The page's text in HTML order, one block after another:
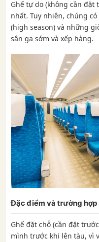
Ghế tự do (không cần đặt
nhất. Tuy nhiên, chúng
(high season) và những
sân ga sớm và xếp hàng.
Đặc điểm và trường
Ghế đặt chỗ (cần đặt
mình trước khi lên tàu, vì